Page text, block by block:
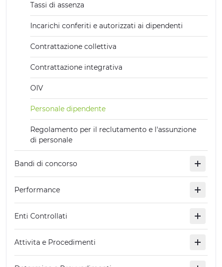
Tassi di assenza
Incarichi conferiti e autorizzati ai dipendenti
Contrattazione collettiva
Contrattazione integrativa
OIV
Personale dipendente
Regolamento per il reclutamento e l'assunzione
di personale
Bandi di concorso
Performance
Enti Controllati
Attivita e Procedimenti